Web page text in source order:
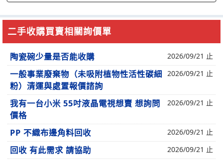
二手收購買賣相關詢價單
陶瓷碗少量是否能收購 2026/09/21 止
一般事業廢棄物（未吸附植物性活性碳細
粉）清運與處置報價諮詢
2026/09/21 止
我有一台小米 55吋液晶電視想賣 想詢問
價格
2026/09/21 止
PP 不織布邊角料回收 2026/09/21 止
回收 有此需求 請協助 2026/09/21 止